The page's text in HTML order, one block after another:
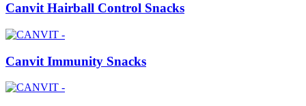
Canvit Hairball Control Snacks
Canvit Immunity Snacks